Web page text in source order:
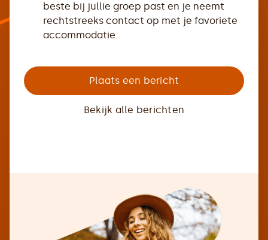
beste bij jullie groep past en je neemt
rechtstreeks contact op met je favoriete
accommodatie.
Plaats een bericht
Bekijk alle berichten